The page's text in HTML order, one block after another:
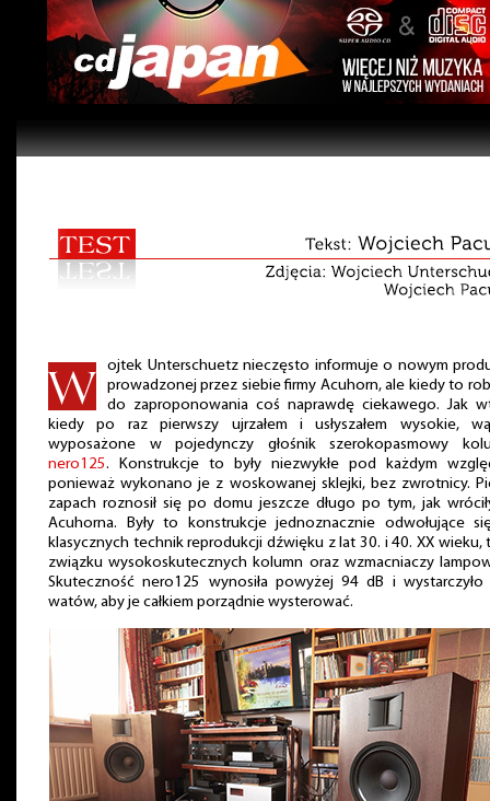
ojtek Unterschuetz nieczęsto informuje o nowym
prowadzonej przez siebie firmy Acuhorn, ale kiedy to
do zaproponowania coś naprawdę ciekawego. Jak
kiedy po raz pierwszy ujrzałem i usłyszałem wysokie,
wyposażone w pojedynczy głośnik szerokopasmowy
nero125. Konstrukcje to były niezwykłe pod każdym
ponieważ wykonano je z woskowanej sklejki, bez zwrotnicy.
zapach roznosił się po domu jeszcze długo po tym, jak
Acuhorna. Były to konstrukcje jednoznacznie odwołujące
klasycznych technik reprodukcji dźwięku z lat 30. i 40. XX wieku,
związku wysokoskutecznych kolumn oraz wzmacniaczy
Skuteczność nero125 wynosiła powyżej 94 dB i wystarczyło
watów, aby je całkiem porządnie wysterować.